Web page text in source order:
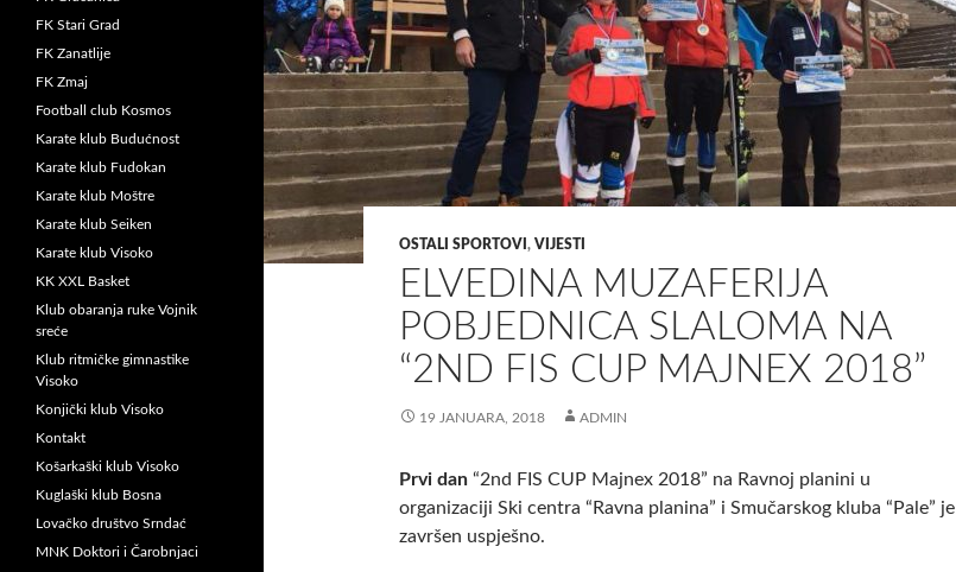
OSTALI SPORTOVI , VIJESTI
ELVEDINA MUZAFERIJA
POBJEDNICA SLALOMA NA
“2ND FIS CUP MAJNEX 2018”
19 JANUARA, 2018 ADMIN
Prvi dan “2nd FIS CUP Majnex 2018” na Ravnoj planini u
organizaciji Ski centra “Ravna planina” i Smučarskog kluba “Pale” je
završen uspješno.
FK Stari Grad
FK Zanatlije
FK Zmaj
Football club Kosmos
Karate klub Budućnost
Karate klub Fudokan
Karate klub Moštre
Karate klub Seiken
Karate klub Visoko
KK XXL Basket
Klub obaranja ruke Vojnik
sreće
Klub ritmičke gimnastike
Visoko
Konjički klub Visoko
Kontakt
Košarkaški klub Visoko
Kuglaški klub Bosna
Lovačko društvo Srndać
MNK Doktori i Čarobnjaci